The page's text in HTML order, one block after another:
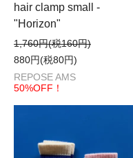
hair clamp small -
"Horizon"
1,760円(税160円)
880円(税80円)
REPOSE AMS
50%OFF！